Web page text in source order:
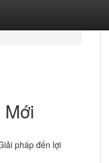
pháp đến lợi